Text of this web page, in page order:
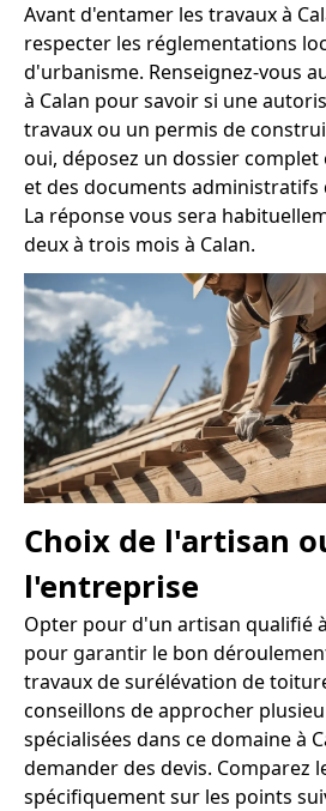
Avant d'entamer les travaux à
respecter les réglementations
d'urbanisme. Renseignez-vous
à Calan pour savoir si une
travaux ou un permis de
oui, déposez un dossier
et des documents administratifs
La réponse vous sera
deux à trois mois à Calan.
Choix de l'artisan
l'entreprise
Opter pour d'un artisan qualifié
pour garantir le bon
travaux de surélévation de
conseillons de approcher
spécialisées dans ce domaine à
demander des devis. Comparez
spécifiquement sur les points